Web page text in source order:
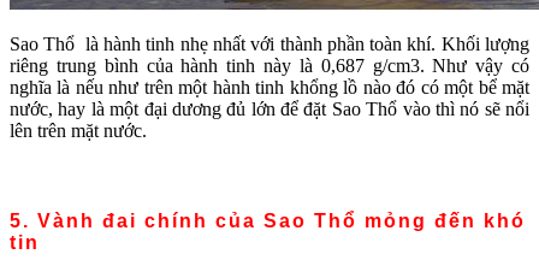
Sao Thổ là hành tinh nhẹ nhất với thành phần toàn khí. Khối lượng
riêng trung bình của hành tinh này là 0,687 g/cm3. Như vậy có
nghĩa là nếu như trên một hành tinh khổng lồ nào đó có một bể mặt
nước, hay là một đại dương đủ lớn để đặt Sao Thổ vào thì nó sẽ nổi
lên trên mặt nước.
5. Vành đai chính của Sao Thổ mỏng đến khó
tin